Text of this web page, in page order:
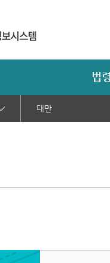
법
대만